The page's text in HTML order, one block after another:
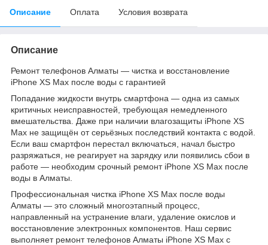
Описание Оплата Условия возврата
Описание
Ремонт телефонов Алматы — чистка и восстановление
iPhone XS Max после воды с гарантией
Попадание жидкости внутрь смартфона — одна из самых
критичных неисправностей, требующая немедленного
вмешательства. Даже при наличии влагозащиты iPhone XS
Max не защищён от серьёзных последствий контакта с водой.
Если ваш смартфон перестал включаться, начал быстро
разряжаться, не реагирует на зарядку или появились сбои в
работе — необходим срочный ремонт iPhone XS Max после
воды в Алматы.
Профессиональная чистка iPhone XS Max после воды
Алматы — это сложный многоэтапный процесс,
направленный на устранение влаги, удаление окислов и
восстановление электронных компонентов. Наш сервис
выполняет ремонт телефонов Алматы iPhone XS Max с